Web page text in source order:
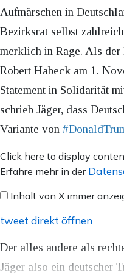
Aufmärschen in
Bezirksrat selbst
merklich in Rage. Als
Robert Habeck am 1.
Statement in Solidarität
schrieb Jäger, dass
Variante von
Inhalt
von
anzeigen
Click here to display
Erfahre mehr in der
Inhalt von X immer
tweet direkt öffnen
Der alles andere als
Jäger also ein deutscher